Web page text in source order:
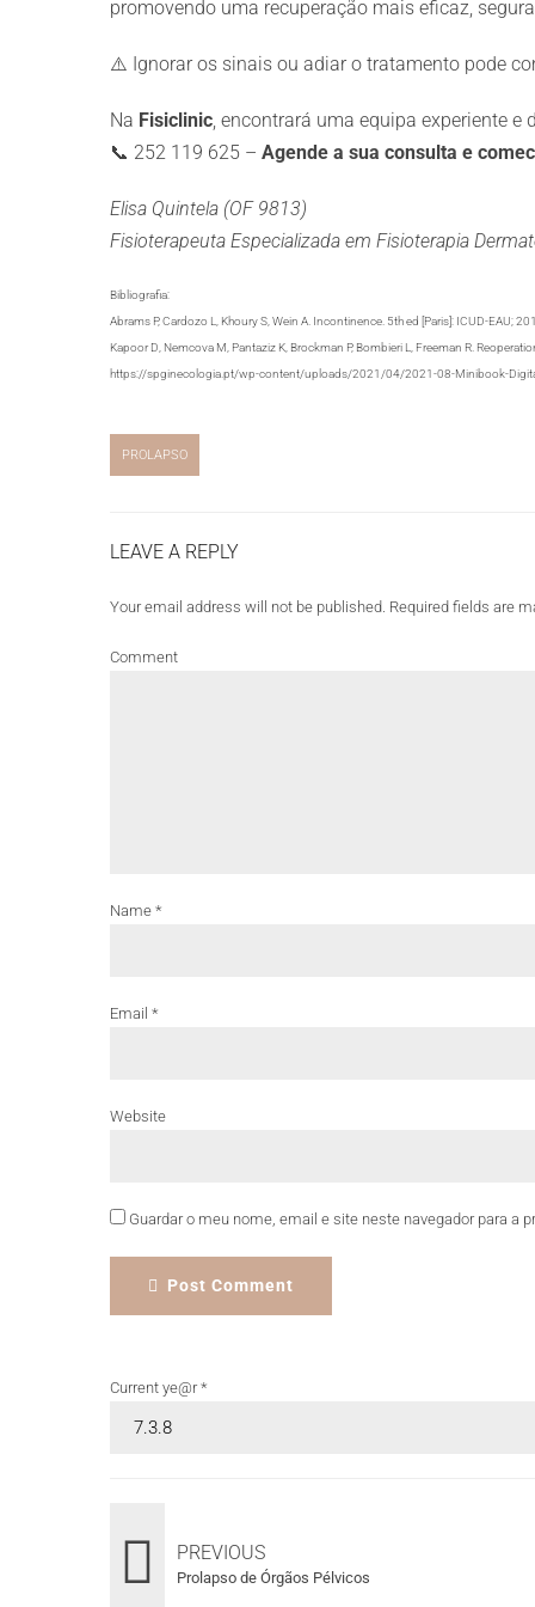
promovendo uma recuperação mais eficaz,
⚠️ Ignorar os sinais ou adiar o tratamento pode
Na Fisiclinic, encontrará uma equipa experiente
📞 252 119 625 – Agende a sua consulta e
Elisa Quintela (OF 9813)
Fisioterapeuta Especializada em Fisioterapia
Bibliografia:
Abrams P, Cardozo L, Khoury S, Wein A. Incontinence. 5th ed [Paris]: ICUD-EAU;
Kapoor D, Nemcova M, Pantaziz K, Brockman P, Bombieri L, Freeman R.
https://spginecologia.pt/wp-content/uploads/2021/04/2021-08-Minibook-
PROLAPSO
LEAVE A REPLY
Your email address will not be published. Required fields are
Comment
Name *
Email *
Website
Guardar o meu nome, email e site neste navegador para a
Post Comment
Current ye@r*
PREVIOUS
Prolapso de Órgãos Pélvicos